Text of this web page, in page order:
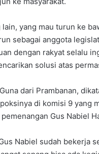
yang mau turun ke
sebagai anggota
dengan rakyat selalu
solusi atas
dari Prambanan,
di komisi 9 yang
Gus Nabiel
Nabiel sudah bekerja